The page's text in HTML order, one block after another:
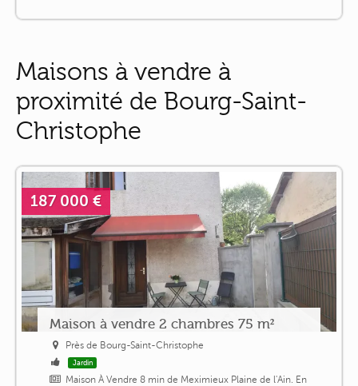
Maisons à vendre à
proximité de Bourg-Saint-
Christophe
187 000 €
Maison à vendre 2 chambres 75 m²
Près de Bourg-Saint-Christophe
Jardin
Maison À Vendre 8 min de Meximieux Plaine de l'Ain. En